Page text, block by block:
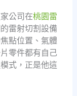
公司在桃園雷
雷射切割設備
點位置、氣體
零件都有自己
式，正是他這